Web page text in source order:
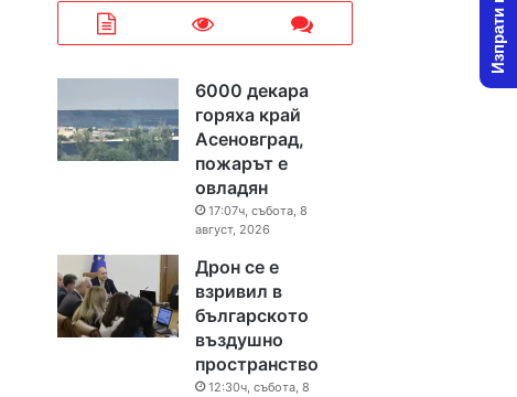
6000 декара
горяха край
Асеновград,
пожарът е
овладян
17:07ч, събота, 8
август, 2026
Дрон се е
взривил в
българското
въздушно
пространство
12:30ч, събота, 8